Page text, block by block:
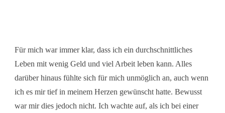
Für mich war immer klar, dass ich ein durchschnittliches
Leben mit wenig Geld und viel Arbeit leben kann. Alles
darüber hinaus fühlte sich für mich unmöglich an, auch wenn
ich es mir tief in meinem Herzen gewünscht hatte. Bewusst
war mir dies jedoch nicht. Ich wachte auf, als ich bei einer